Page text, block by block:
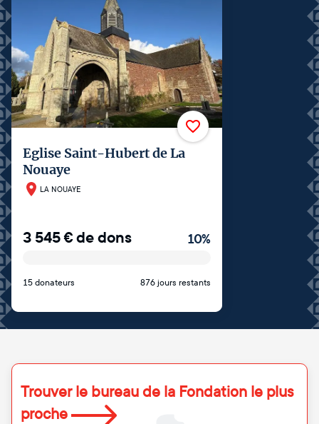
Eglise Saint-Hubert de La
Nouaye
LA NOUAYE
3 545€de dons 10%
15 donateurs 876 jours restants
Trouver le bureau de la Fondation le plus
proche